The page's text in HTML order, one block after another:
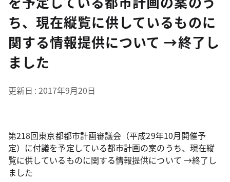
ち、現在縦覧に供しているものに
関する情報提供について →終了し
ました
更新日 2017年9月20日
第218回東京都都市計画審議会（平成29年10月開催予
定）に付議を予定している都市計画の案のうち、現在縦
覧に供しているものに関する情報提供について →終了し
ました